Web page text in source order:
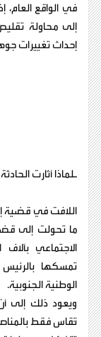
في الواقع العام،
إلى محاولة
إحداث تغييرات
ـلماذا أثارت
اللافت في قضية
ما تحولت إلى
الاجتماعي
تمسكها
الوطنية الجنوبية.
ويعود ذلك إلى أن
تُقاس فقط